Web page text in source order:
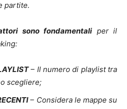
partite.
sono fondamentaliper il
– Il numero di playlist tra
scegliere;
– Considera le mappe su